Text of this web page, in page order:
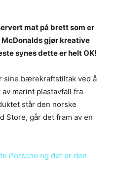
mat på brett som er
gjør kreative
synes dette er helt OK!
sine bærekraftstiltak ved å
marint plastavfall fra
står den norske
Store, går det fram av en
Porsche og det er den